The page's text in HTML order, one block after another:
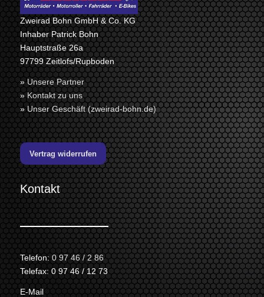
Zweirad Bohn GmbH & Co. KG
Inhaber Patrick Bohn
Hauptstraße 26a
97799 Zeitlofs/Rupboden
»Unsere Partner
»Kontakt zu uns
»Unser Geschäft (zweirad-bohn.de)
Vertrag widerrufen
Kontakt
Telefon:0 97 46 / 2 86
Telefax: 0 97 46 / 12 73
E-Mail